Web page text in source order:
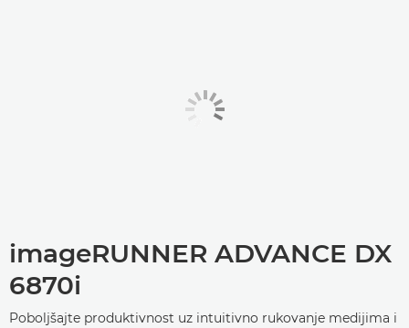
imageRUNNER ADVANCE DX
6870i
Poboljšajte produktivnost uz intuitivno rukovanje medijima i